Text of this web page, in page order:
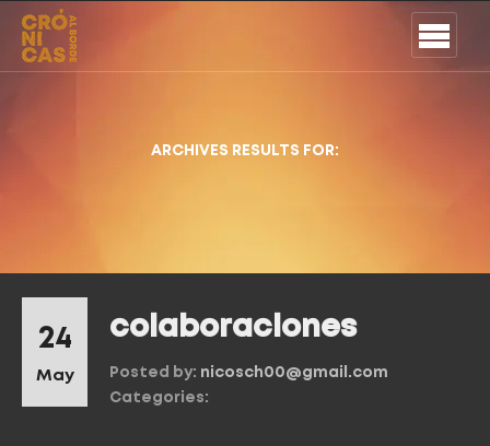
ARCHIVES RESULTS FOR:
colaboraciones
Posted by: nicosch00@gmail.com
Categories:
24
May